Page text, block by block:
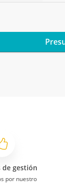
de gestión
por nuestro